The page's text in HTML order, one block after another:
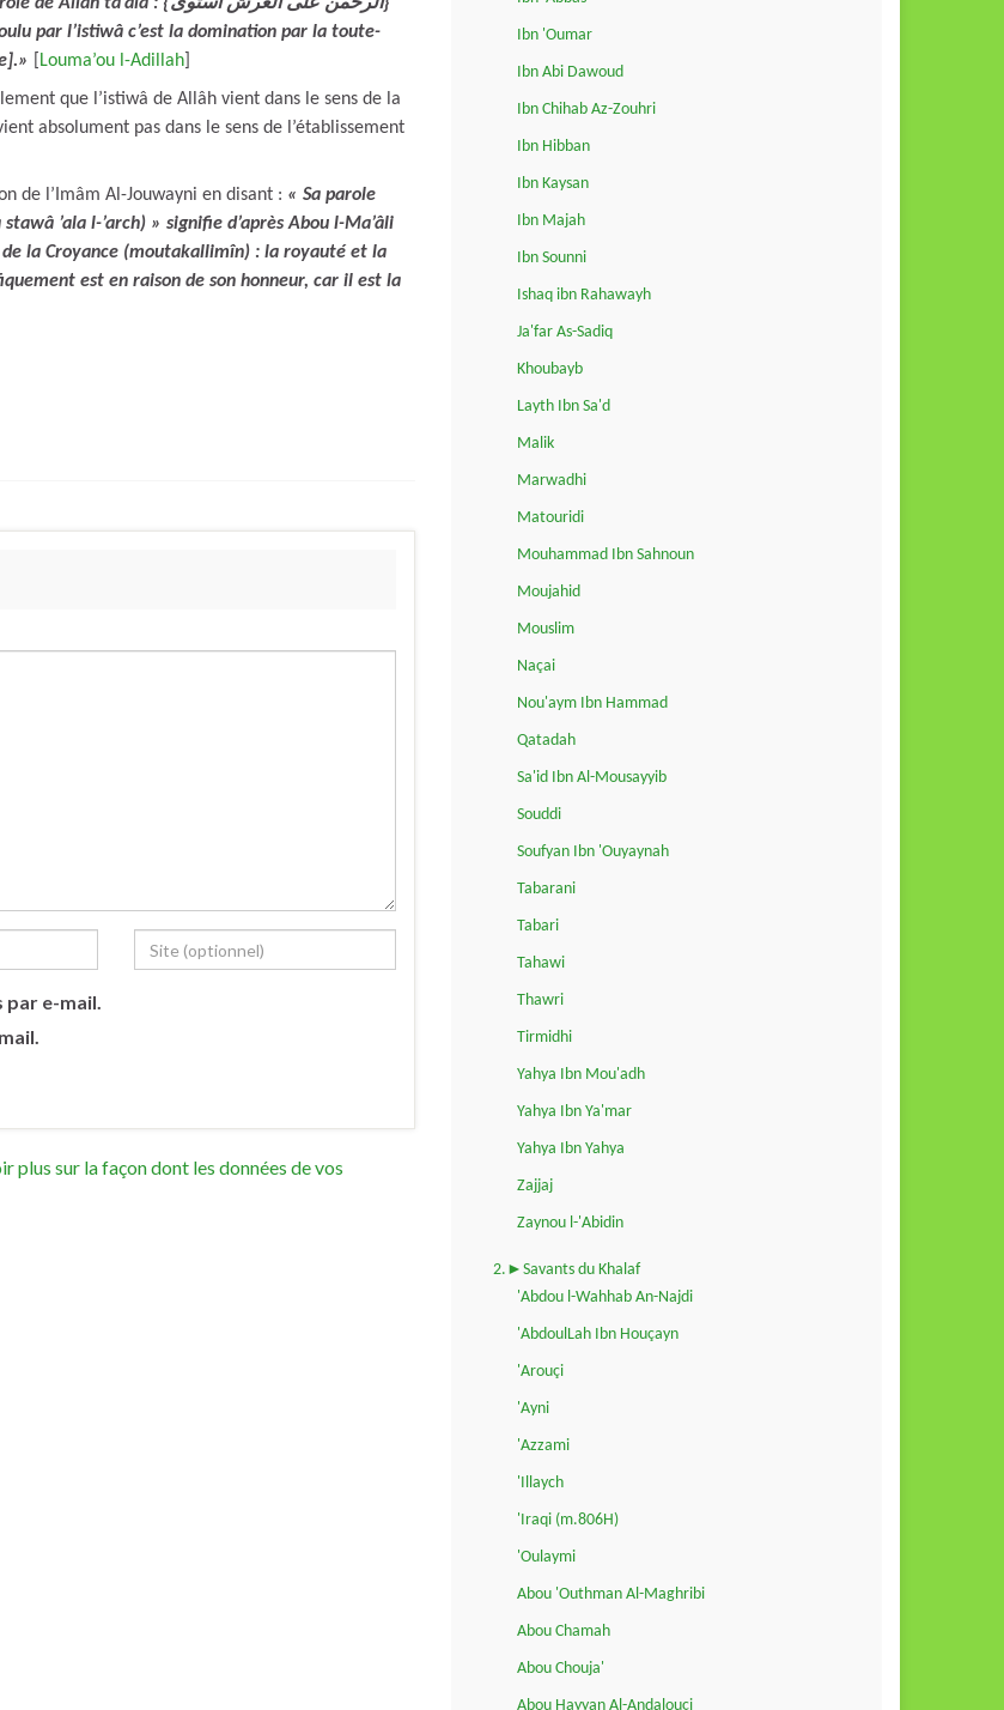
par l’istiwâ c’est la domination par la toute-
» Louma’ou l-Adillah
que l’istiwâ de Allâh vient dans le sens de la
absolument pas dans le sens de l’établissement
de l’Imâm Al-Jouwayni en disant : « Sa parole
la Croyance (moutakallimîn) : la royauté et la
est en raison de son honneur, car il est la
par e-mail.
plus sur la façon dont les données de vos
Ibn 'Oumar
Ibn Abi Dawoud
Ibn Chihab Az-Zouhri
Ibn Hibban
Ibn Kaysan
Ibn Majah
Ibn Sounni
Ishaq ibn Rahawayh
Ja'far As-Sadiq
Khoubayb
Layth Ibn Sa'd
Malik
Marwadhi
Matouridi
Mouhammad Ibn Sahnoun
Moujahid
Mouslim
Naçai
Nou'aym Ibn Hammad
Qatadah
Sa'id Ibn Al-Mousayyib
Souddi
Soufyan Ibn 'Ouyaynah
Tabarani
Tabari
Tahawi
Thawri
Tirmidhi
Yahya Ibn Mou'adh
Yahya Ibn Ya'mar
Yahya Ibn Yahya
Zajjaj
Zaynou l-'Abidin
2.►Savants du Khalaf
'Abdou l-Wahhab An-Najdi
'AbdoulLah Ibn Houçayn
'Arouçi
'Ayni
'Azzami
'Illaych
'Iraqi (m.806H)
'Oulaymi
Abou 'Outhman Al-Maghribi
Abou Chamah
Abou Chouja'
Abou Hayyan Al-Andalouçi